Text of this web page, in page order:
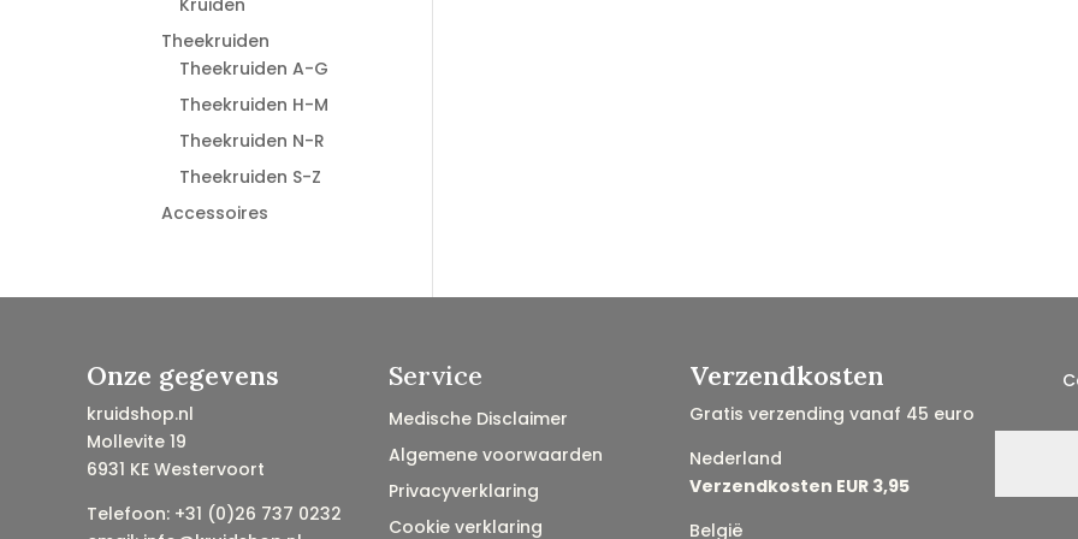
Kruiden
Theekruiden
Theekruiden A-G
Theekruiden H-M
Theekruiden N-R
Theekruiden S-Z
Accessoires
Onze gegevens
kruidshop.nl
Mollevite 19
6931 KE Westervoort
Telefoon: +31 (0)26 737 0232
Service
Medische Disclaimer
Algemene voorwaarden
Privacyverklaring
Cookie verklaring
Verzendkosten
Gratis verzending vanaf 45 euro
Nederland
Verzendkosten EUR 3,95
België